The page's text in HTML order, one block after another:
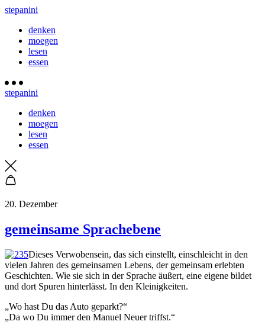
stepanini
denken
moegen
lesen
essen
stepanini
denken
moegen
lesen
essen
20. Dezember
gemeinsame Sprachebene
Dieses Verwobensein, das sich einstellt, einschleicht in den
vielen Jahren des gemeinsamen Lebens, der gemeinsam erlebten
Geschichten. Wie sie sich in der Sprache äußert, eine eigene bildet
und dort Spuren hinterlässt. In den Kleinigkeiten.
„Wo hast Du das Auto geparkt?“
„Da wo Du immer den Manuel Neuer triffst.“